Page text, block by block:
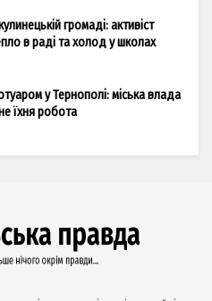
громаді: активіст
в раді та холод у школах
у Тернополі: міська влада
їхня робота